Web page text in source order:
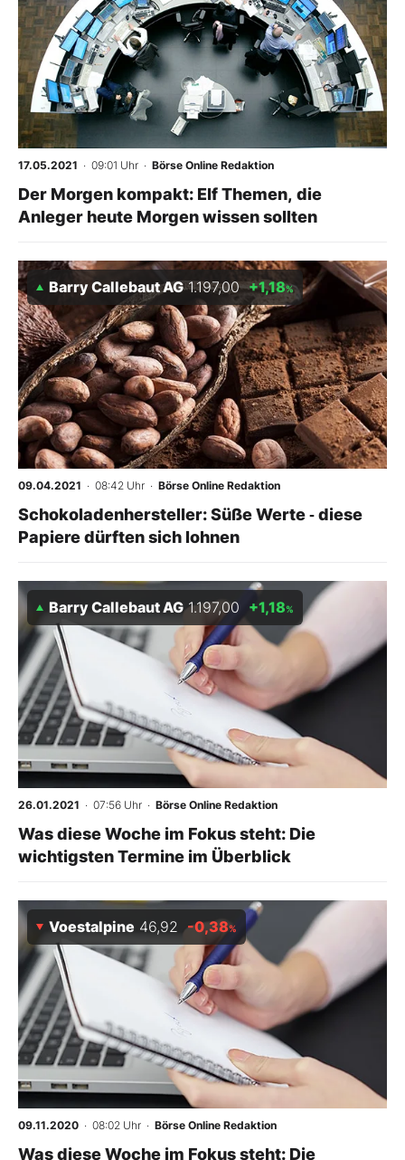
17.05.2021 · 09:01 Uhr · Börse Online Redaktion
Der Morgen kompakt: Elf Themen, die
Anleger heute Morgen wissen sollten
Barry Callebaut AG 1.197,00 +1,18%
09.04.2021 · 08:42 Uhr · Börse Online Redaktion
Schokoladenhersteller: Süße Werte ‑ diese
Papiere dürften sich lohnen
Barry Callebaut AG 1.197,00 +1,18%
26.01.2021 · 07:56 Uhr · Börse Online Redaktion
Was diese Woche im Fokus steht: Die
wichtigsten Termine im Überblick
Voestalpine 46,92 -0,38%
09.11.2020 · 08:02 Uhr · Börse Online Redaktion
Was diese Woche im Fokus steht: Die